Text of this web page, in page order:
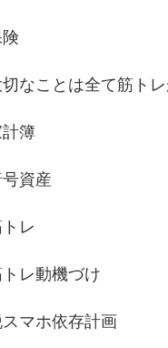
切なことは全て筋ト
計簿
号資産
レ
レ動機づけ
スマホ依存計画